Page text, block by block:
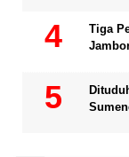
Tiga